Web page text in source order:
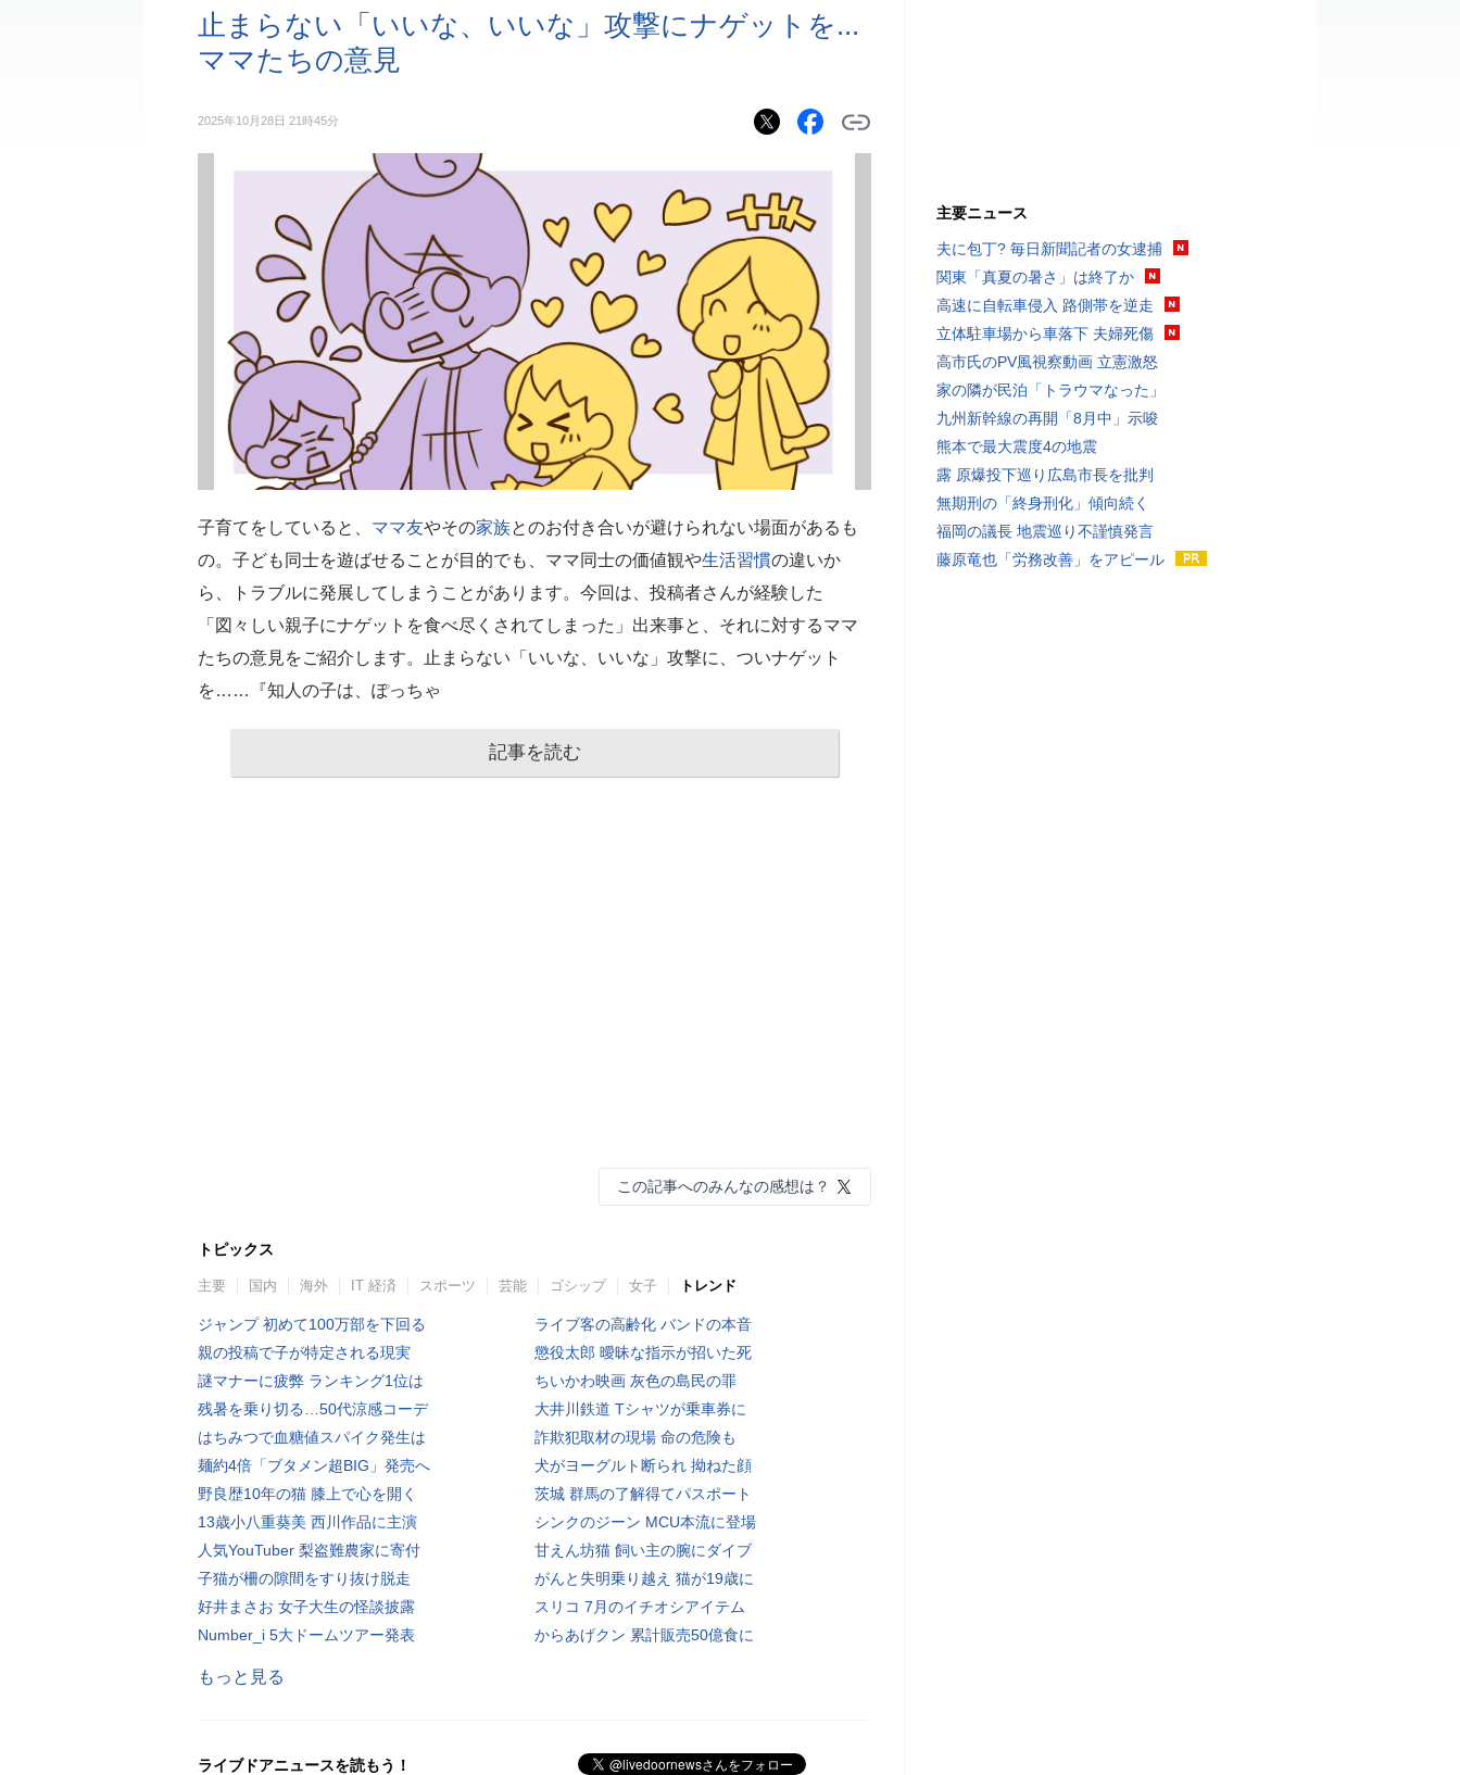
止まらない「いいな、いいな」攻撃にナゲットを...
ママたちの意見
2025年10月28日 21時45分
子育てをしていると、 ママ友やその家族とのお付き合いが避けられない場面があるも
の。子ども同士を遊ばせることが目的でも、ママ同士の価値観や生活習慣の違いか
ら、トラブルに発展してしまうことがあります。今回は、投稿者さんが経験した
「図々しい親子にナゲットを食べ尽くされてしまった」出来事と、それに対するママ
たちの意見をご紹介します。止まらない「いいな、いいな」攻撃に、ついナゲット
を……『知人の子は、ぽっちゃ
記事を読む
この記事へのみんなの感想は？
トピックス
主要 国内 海外 IT 経済 スポーツ 芸能 ゴシップ 女子 トレンド
ジャンプ 初めて100万部を下回る
親の投稿で子が特定される現実
謎マナーに疲弊 ランキング1位は
残暑を乗り切る…50代涼感コーデ
はちみつで血糖値スパイク発生は
麺約4倍「ブタメン超BIG」発売へ
野良歴10年の猫 膝上で心を開く
13歳小八重葵美 西川作品に主演
人気YouTuber 梨盗難農家に寄付
子猫が柵の隙間をすり抜け脱走
好井まさお 女子大生の怪談披露
Number_i 5大ドームツアー発表
ライブ客の高齢化 バンドの本音
懲役太郎 曖昧な指示が招いた死
ちいかわ映画 灰色の島民の罪
大井川鉄道 Tシャツが乗車券に
詐欺犯取材の現場 命の危険も
犬がヨーグルト断られ 拗ねた顔
茨城 群馬の了解得てパスポート
シンクのジーン MCU本流に登場
甘えん坊猫 飼い主の腕にダイブ
がんと失明乗り越え 猫が19歳に
スリコ 7月のイチオシアイテム
からあげクン 累計販売50億食に
もっと見る
ライブドアニュースを読もう！
主要ニュース
夫に包丁? 毎日新聞記者の女逮捕
関東「真夏の暑さ」は終了か
高速に自転車侵入 路側帯を逆走
立体駐車場から車落下 夫婦死傷
高市氏のPV風視察動画 立憲激怒
家の隣が民泊「トラウマなった」
九州新幹線の再開「8月中」示唆
熊本で最大震度4の地震
露 原爆投下巡り広島市長を批判
無期刑の「終身刑化」傾向続く
福岡の議長 地震巡り不謹慎発言
藤原竜也「労務改善」をアピール